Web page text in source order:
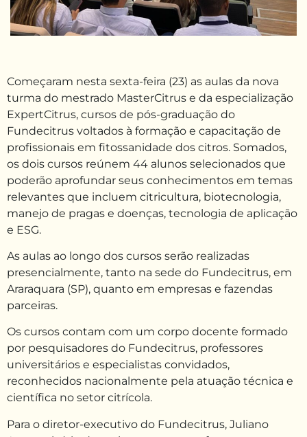
Começaram nesta sexta-feira (23) as aulas da nova
turma do mestrado MasterCitrus e da especialização
ExpertCitrus, cursos de pós-graduação do
Fundecitrus voltados à formação e capacitação de
profissionais em fitossanidade dos citros. Somados,
os dois cursos reúnem 44 alunos selecionados que
poderão aprofundar seus conhecimentos em temas
relevantes que incluem citricultura, biotecnologia,
manejo de pragas e doenças, tecnologia de aplicação
e ESG.
As aulas ao longo dos cursos serão realizadas
presencialmente, tanto na sede do Fundecitrus, em
Araraquara (SP), quanto em empresas e fazendas
parceiras.
Os cursos contam com um corpo docente formado
por pesquisadores do Fundecitrus, professores
universitários e especialistas convidados,
reconhecidos nacionalmente pela atuação técnica e
científica no setor citrícola.
Para o diretor-executivo do Fundecitrus, Juliano